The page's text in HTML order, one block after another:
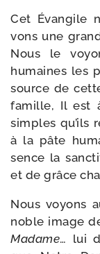
Cet Évangile
vons une
Nous le
humaines les
source de
famille, Il est
simples qu’ils
à la pâte
sence la
et de grâce
Nous voyons
noble image
Madame… lui